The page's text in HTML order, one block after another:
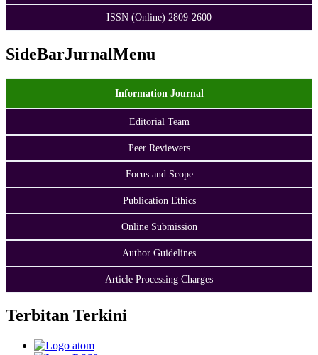
ISSN (Online) 2809-2600
SideBarJurnalMenu
Information Journal
Editorial Team
Peer Reviewers
Focus and Scope
Publication Ethics
Online Submission
Author Guidelines
Article Processing Charges
Terbitan Terkini